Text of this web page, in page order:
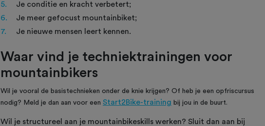
Je conditie en kracht verbetert;
Je meer gefocust mountainbiket;
Je nieuwe mensen leert kennen.
Waar vind je techniektrainingen voor
mountainbikers
Wil je vooral de basistechnieken onder de knie krijgen? Of heb je een opfriscursus
nodig? Meld je dan aan voor een Start2Bike-training bij jou in de buurt.
Wil je structureel aan je mountainbikeskills werken? Sluit dan aan bij